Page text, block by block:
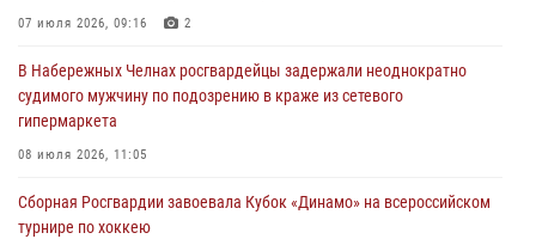
В Нижнекамске сотрудники Росгвардии задержали подозреваемого
23 июля 2026, 06:47
В Казани Росгвардия приняла участие в обеспечении безопасности
крестного хода и освящения храма
07 июля 2026, 09:16 2
В Набережных Челнах росгвардейцы задержали неоднократно
судимого мужчину по подозрению в краже из сетевого
гипермаркета
08 июля 2026, 11:05
Сборная Росгвардии завоевала Кубок «Динамо» на всероссийском
турнире по хоккею